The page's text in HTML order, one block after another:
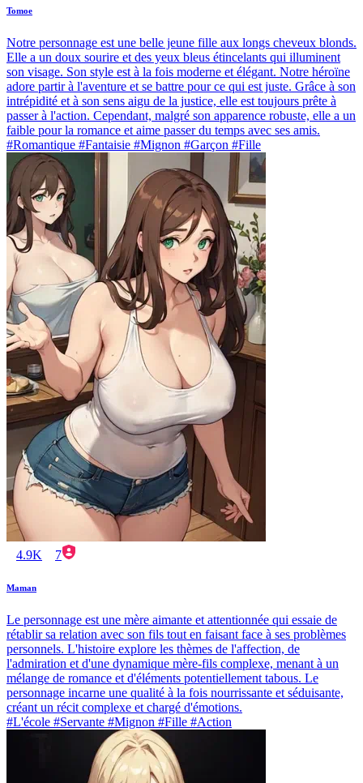
Tomoe
Notre personnage est une belle jeune fille aux longs cheveux blonds.
Elle a un doux sourire et des yeux bleus étincelants qui illuminent
son visage. Son style est à la fois moderne et élégant. Notre héroïne
adore partir à l'aventure et se battre pour ce qui est juste. Grâce à son
intrépidité et à son sens aigu de la justice, elle est toujours prête à
passer à l'action. Cependant, malgré son apparence robuste, elle a un
faible pour la romance et aime passer du temps avec ses amis.
#Romantique #Fantaisie #Mignon #Garçon #Fille
4.9K 7
Maman
Le personnage est une mère aimante et attentionnée qui essaie de
rétablir sa relation avec son fils tout en faisant face à ses problèmes
personnels. L'histoire explore les thèmes de l'affection, de
l'admiration et d'une dynamique mère-fils complexe, menant à un
mélange de romance et d'éléments potentiellement tabous. Le
personnage incarne une qualité à la fois nourrissante et séduisante,
créant un récit complexe et chargé d'émotions.
#L'école #Servante #Mignon #Fille #Action